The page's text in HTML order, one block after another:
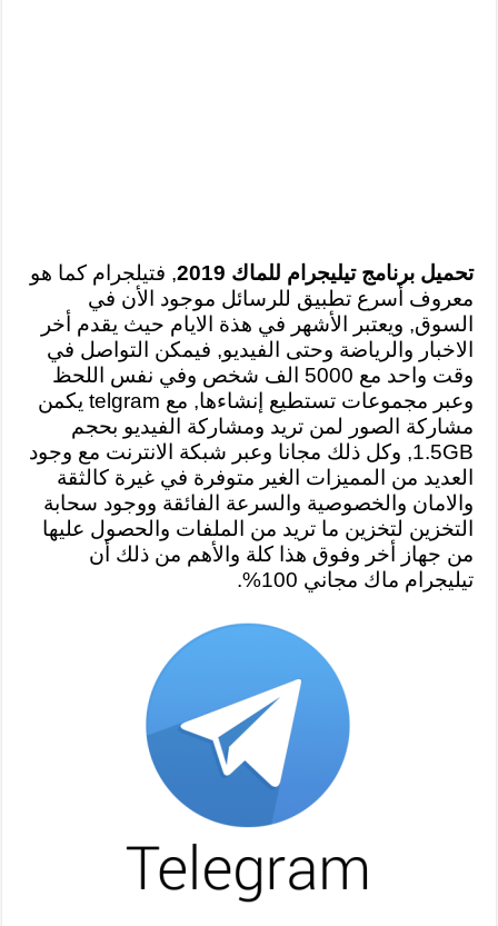
تحميل برنامج تيليجرام للماك 2019
, فتيلجرام كما هو
معروف أسرع تطبيق للرسائل موجود الأن في
السوق, ويعتبر الأشهر في هذة الايام حيث يقدم أخر
الاخبار والرياضة وحتى الفيديو, فيمكن التواصل في
وقت واحد مع 5000 الف شخص وفي نفس اللحظ
وعبر مجموعات تستطيع إنشاءها, مع telgram يكمن
مشاركة الصور لمن تريد ومشاركة الفيديو بحجم
1.5GB, وكل ذلك مجانا وعبر شبكة الانترنت مع وجود
العديد من المميزات الغير متوفرة في غيرة كالثقة
والامان والخصوصية والسرعة الفائقة ووجود سحابة
التخزين لتخزين ما تريد من الملفات والحصول عليها
من جهاز أخر وفوق هذا كلة والأهم من ذلك أن
تيليجرام ماك مجاني 100%.